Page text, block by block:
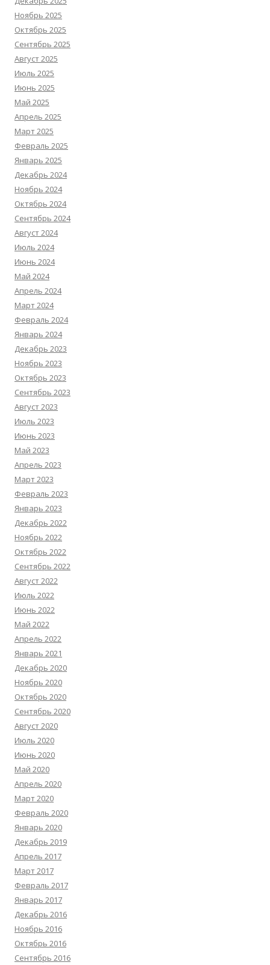
Ноябрь 2025
Октябрь 2025
Сентябрь 2025
Август 2025
Июль 2025
Июнь 2025
Май 2025
Апрель 2025
Март 2025
Февраль 2025
Январь 2025
Декабрь 2024
Ноябрь 2024
Октябрь 2024
Сентябрь 2024
Август 2024
Июль 2024
Июнь 2024
Май 2024
Апрель 2024
Март 2024
Февраль 2024
Январь 2024
Декабрь 2023
Ноябрь 2023
Октябрь 2023
Сентябрь 2023
Август 2023
Июль 2023
Июнь 2023
Май 2023
Апрель 2023
Март 2023
Февраль 2023
Январь 2023
Декабрь 2022
Ноябрь 2022
Октябрь 2022
Сентябрь 2022
Август 2022
Июль 2022
Июнь 2022
Май 2022
Апрель 2022
Январь 2021
Декабрь 2020
Ноябрь 2020
Октябрь 2020
Сентябрь 2020
Август 2020
Июль 2020
Июнь 2020
Май 2020
Апрель 2020
Март 2020
Февраль 2020
Январь 2020
Декабрь 2019
Апрель 2017
Март 2017
Февраль 2017
Январь 2017
Декабрь 2016
Ноябрь 2016
Октябрь 2016
Сентябрь 2016